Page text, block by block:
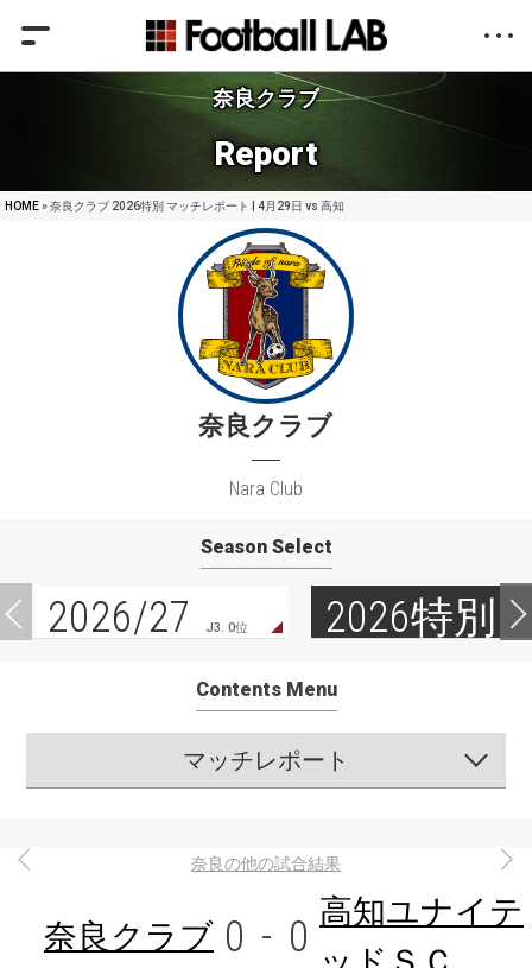
奈良クラブ
Report
HOME» 奈良クラブ 2026特別 マッチレポート | 4月29日 vs 高知
奈良クラブ
Nara Club
Season Select
2026/27 J3. 0位 2026特別
Contents Menu
マッチレポート
奈良の他の試合結果
奈良クラブ 0 - 0
高知ユナイテ